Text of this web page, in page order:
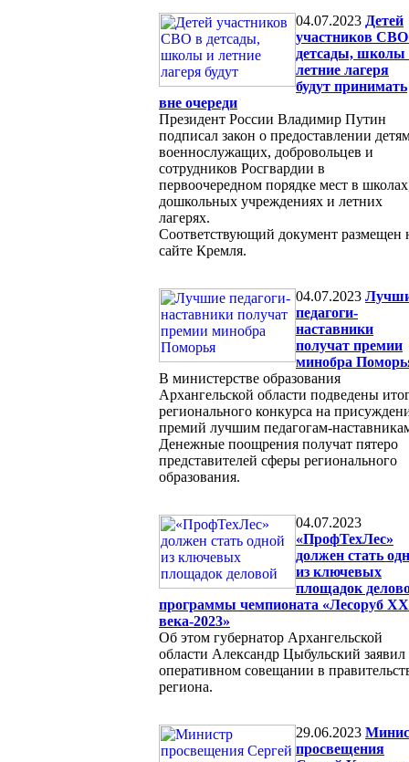
04.07.2023 Детей
участников
детсады, школы
летние лагеря
будут принимать
вне очереди
Президент России Владимир Путин
подписал закон о предоставлении
военнослужащих, добровольцев и
сотрудников Росгвардии в
первоочередном порядке мест в
дошкольных учреждениях и летних
лагерях.
Соответствующий документ размещен
сайте Кремля.
04.07.2023
педагоги-
наставники
получат премии
минобра
В министерстве образования
Архангельской области подведены
регионального конкурса на
премий лучшим педагогам-
Денежные поощрения получат пятеро
представителей сферы регионального
образования.
04.07.2023
«ПрофТехЛес»
должен стать
из ключевых
площадок
программы чемпионата «Лесоруб
века-2023»
Об этом губернатор Архангельской
области Александр Цыбульский заявил
оперативном совещании в
региона.
29.06.2023
просвещения